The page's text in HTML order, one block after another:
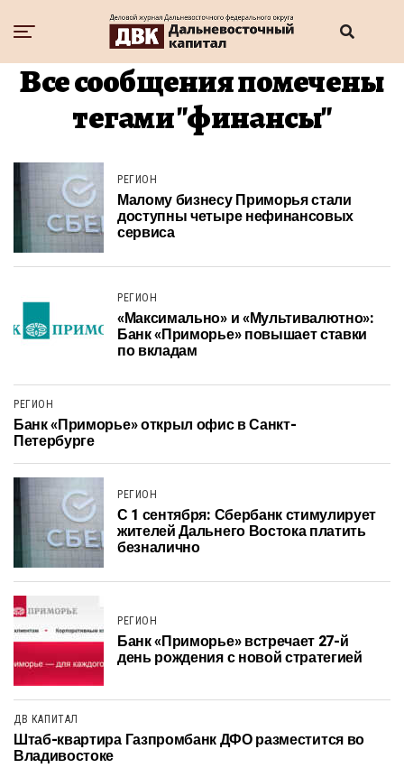
Все сообщения помечены
тегами "финансы"
РЕГИОН
Малому бизнесу Приморья стали
доступны четыре нефинансовых
сервиса
РЕГИОН
«Максимально» и «Мультивалютно»:
Банк «Приморье» повышает ставки
по вкладам
РЕГИОН
Банк «Приморье» открыл офис в Санкт-
Петербурге
РЕГИОН
С 1 сентября: Сбербанк стимулирует
жителей Дальнего Востока платить
безналично
РЕГИОН
Банк «Приморье» встречает 27-й
день рождения с новой стратегией
ДВ КАПИТАЛ
Штаб-квартира Газпромбанк ДФО разместится во
Владивостоке